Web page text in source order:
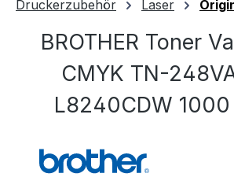
Druckerzubehör Laser
BROTHER Toner
CMYK TN-
L8240CDW 1000